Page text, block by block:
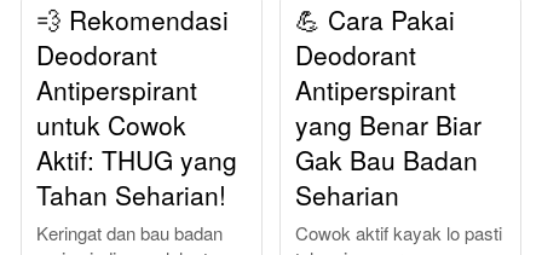
💨 Rekomendasi
Deodorant
Antiperspirant
untuk Cowok
Aktif: THUG yang
Tahan Seharian!
Keringat dan bau badan
💪 Cara Pakai
Deodorant
Antiperspirant
yang Benar Biar
Gak Bau Badan
Seharian
Cowok aktif kayak lo pasti